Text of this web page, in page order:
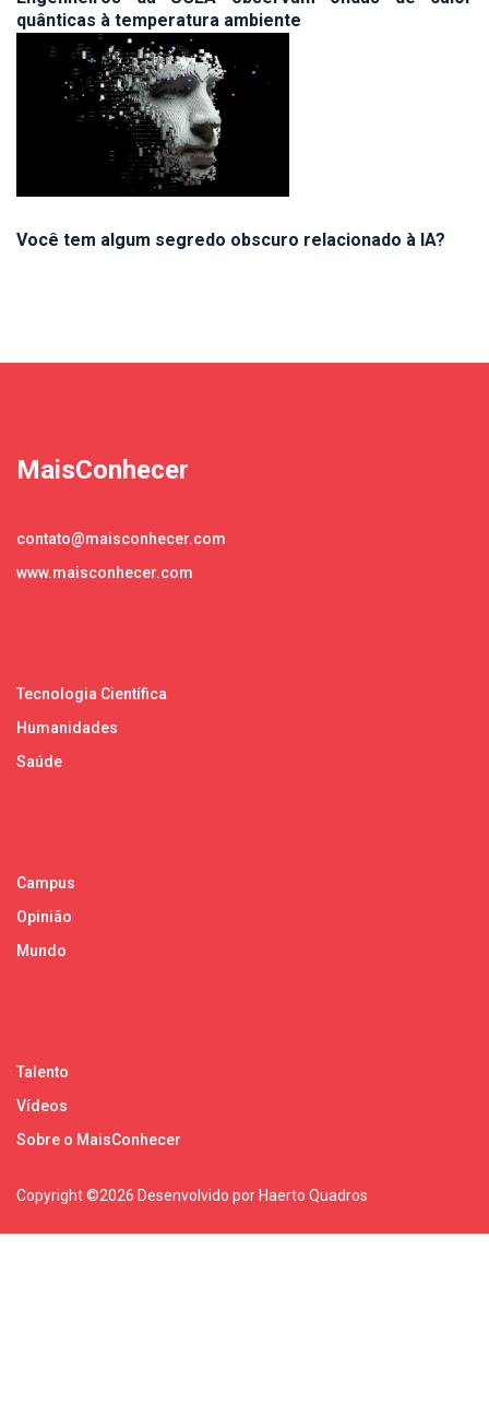
quânticas à temperatura ambiente
Você tem algum segredo obscuro relacionado à IA?
MaisConhecer
contato@maisconhecer.com
www.maisconhecer.com
Tecnologia Científica
Humanidades
Saúde
Campus
Opinião
Mundo
Talento
Vídeos
Sobre o MaisConhecer
Copyright ©2026 Desenvolvido por Haerto Quadros